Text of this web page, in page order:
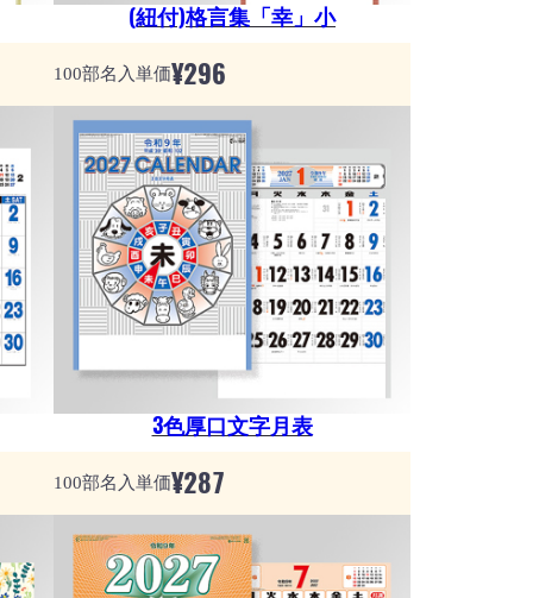
(紐付)格言集「幸」小
100部名入単価¥296
3色厚口文字月表
100部名入単価¥287